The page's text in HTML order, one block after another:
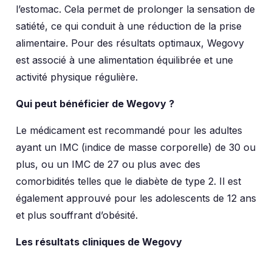
l’estomac. Cela permet de prolonger la sensation de
satiété, ce qui conduit à une réduction de la prise
alimentaire. Pour des résultats optimaux, Wegovy
est associé à une alimentation équilibrée et une
activité physique régulière.
Qui peut bénéficier de Wegovy ?
Le médicament est recommandé pour les adultes
ayant un IMC (indice de masse corporelle) de 30 ou
plus, ou un IMC de 27 ou plus avec des
comorbidités telles que le diabète de type 2. Il est
également approuvé pour les adolescents de 12 ans
et plus souffrant d’obésité.
Les résultats cliniques de Wegovy